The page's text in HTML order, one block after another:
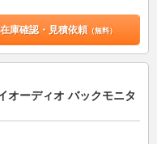
在庫確認・見積依頼（無料）
オーディオ バックモニタ